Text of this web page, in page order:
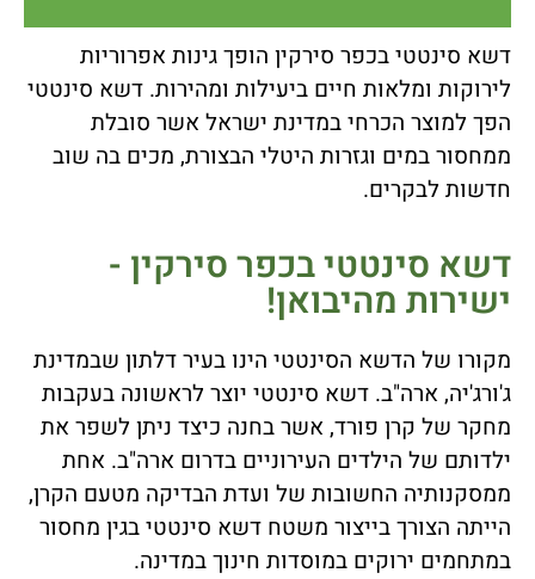
דשא סינטטי בכפר סירקין הופך גינות אפרוריות
לירוקות ומלאות חיים ביעילות ומהירות. דשא סינטטי
הפך למוצר הכרחי במדינת ישראל אשר סובלת
ממחסור במים וגזרות היטלי הבצורת, מכים בה שוב
חדשות לבקרים.
דשא סינטטי בכפר סירקין -
ישירות מהיבואן!
מקורו של הדשא הסינטטי הינו בעיר דלתון שבמדינת
ג'ורג'יה, ארה"ב. דשא סינטטי יוצר לראשונה בעקבות
מחקר של קרן פורד, אשר בחנה כיצד ניתן לשפר את
ילדותם של הילדים העירוניים בדרום ארה"ב. אחת
ממסקנותיה החשובות של ועדת הבדיקה מטעם הקרן,
הייתה הצורך בייצור משטח דשא סינטטי בגין מחסור
במתחמים ירוקים במוסדות חינוך במדינה.